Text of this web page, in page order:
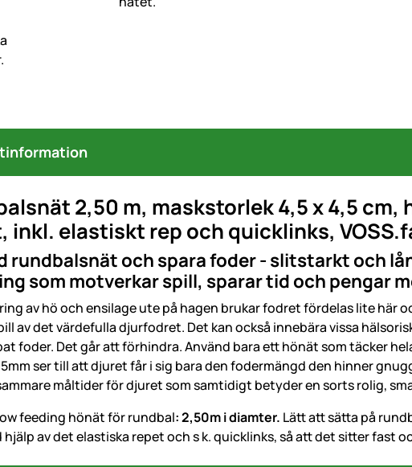
2,50 m, maskstorlek 4,5 x 4,5
inkl. elastiskt rep och quicklinks,
rundbalsnät och spara foder - slitstarkt och
som motverkar spill, sparar tid och pengar
av hö och ensilage ute på hagen brukar fodret fördelas lite här
av det värdefulla djurfodret. Det kan också innebära vissa
foder. Det går att förhindra. Använd bara ett hönät som täcker
ser till att djuret får i sig bara den fodermängd den hinner
måltider för djuret som samtidigt betyder en sorts rolig,
feeding hönät för rundbal: 2,50m i diamter. Lätt att sätta på
hjälp av det elastiska repet och s k. quicklinks, så att det sitter fast